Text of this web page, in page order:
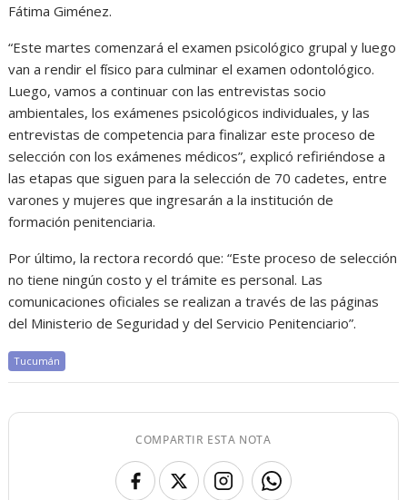
Fátima Giménez.
“Este martes comenzará el examen psicológico grupal y luego
van a rendir el físico para culminar el examen odontológico.
Luego, vamos a continuar con las entrevistas socio
ambientales, los exámenes psicológicos individuales, y las
entrevistas de competencia para finalizar este proceso de
selección con los exámenes médicos”, explicó refiriéndose a
las etapas que siguen para la selección de 70 cadetes, entre
varones y mujeres que ingresarán a la institución de
formación penitenciaria.
Por último, la rectora recordó que: “Este proceso de selección
no tiene ningún costo y el trámite es personal. Las
comunicaciones oficiales se realizan a través de las páginas
del Ministerio de Seguridad y del Servicio Penitenciario”.
Tucumán
COMPARTIR ESTA NOTA